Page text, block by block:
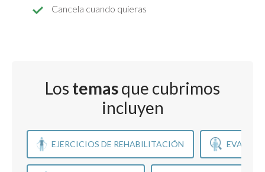
Cancela cuando quieras
Los temasque cubrimos
incluyen
EJERCICIOS DE REHABILITACIÓN